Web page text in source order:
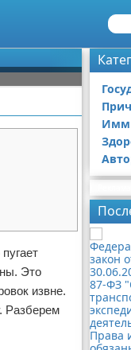
Это
извне.
Разберем